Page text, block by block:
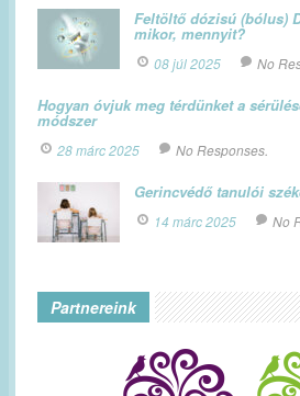
Feltöltő dózisú (bólus)
mikor, mennyit?
08 júl 2025 No
Hogyan óvjuk meg térdünket a
módszer
28 márc 2025 No Responses.
Gerincvédő tanulói
14 márc 2025 No
Partnereink